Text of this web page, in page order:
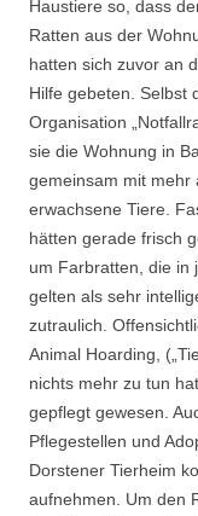
Haustiere so, dass
Ratten aus der
hatten sich zuvor an
Hilfe gebeten. Selbst
Organisation
sie die Wohnung in
gemeinsam mit mehr
erwachsene Tiere.
hätten gerade frisch
um Farbratten, die in
gelten als sehr
zutraulich.
Animal Hoarding,
nichts mehr zu tun
gepflegt gewesen.
Pflegestellen und
Dorstener Tierheim
aufnehmen. Um den